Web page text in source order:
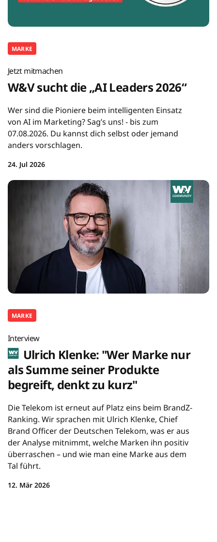
MARKE
Jetzt mitmachen
W&V sucht die „AI Leaders 2026“
Wer sind die Pioniere beim intelligenten Einsatz
von AI im Marketing? Sag’s uns! - bis zum
07.08.2026. Du kannst dich selbst oder jemand
anders vorschlagen.
24. Jul 2026
MARKE
Interview
Ulrich Klenke: "Wer Marke nur
als Summe seiner Produkte
begreift, denkt zu kurz"
Die Telekom ist erneut auf Platz eins beim BrandZ-
Ranking. Wir sprachen mit Ulrich Klenke, Chief
Brand Officer der Deutschen Telekom, was er aus
der Analyse mitnimmt, welche Marken ihn positiv
überraschen – und wie man eine Marke aus dem
Tal führt.
12. Mär 2026